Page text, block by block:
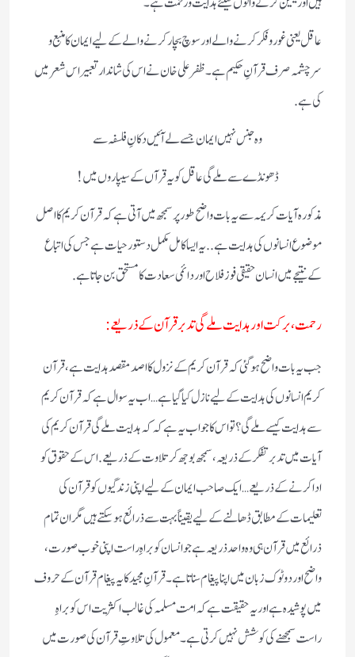
عاقل یعنی غور و فکر کرنے والے اور سوچ بچار کرنے والے کے لیے ایمان کا منبع و
سرچشمہ صرف قرآنِ حکیم ہے۔ ظفر علی خان نے اس کی شاندار تعبیر اس شعر میں
کی ہے.
وہ جنس نہیں ایمان جسے لے آئیں دکانِ فلسفہ سے
ڈھونڈے سے ملے گی عاقل کو یہ قرآں کے سیپاروں میں!
مذکورہ آیات کریمہ سے یہ بات واضح طور پر سمجھ میں آتی ہے کہ قرآن کریم کا اصل
موضوع انسانوں کی ہدایت ہے.. یہ ایسا کامل مکمل دستور حیات ہے جس کی اتباع
کے نتیجے میں انسان حقیقی فوز فلاح اور دائمی سعادت کا مستحق بن جاتا ہے.
رحمت، برکت اور ہدایت ملے گی تدبر قرآن کے ذریعے :
جب یہ بات واضح ہو گئی کہ قرآن کریم کے نزول کا اصد مقصد ہدایت ہے، قرآن
کریم انسانوں کی ہدایت کے لیے نازل کیا گیا ہے … اب یہ سوال ہے کہ قرآن کریم
سے ہدایت کیسے ملے گی؟ تو اس کا جواب یہ ہے کہ کہ ہدایت ملے گی قرآن کریم کی
آیات میں تدبر تفکر کے ذریعہ، سمجھ بوجھ کر تلاوت کے ذریعے. اس کے حقوق کو
ادا کرنے کے ذریعے… ایک صاحب ایمان کے لیے اپنی زندگیوں کو قرآن کی
تعلیمات کے مطابق ڈھالنے کے لیے یقیناً بہت سے ذرائع ہوسکتے ہیں مگر ان تمام
ذرائع میں قرآن ہی وہ واحد ذریعہ ہے جو انسان کو براہِ راست اپنی خوب صورت،
واضح اور دو ٹوک زبان میں اپنا پیغام سناتا ہے۔ قرآنِ مجید کا یہ پیغام قرآن کے حروف
میں پوشیدہ ہے اور یہ حقیقت ہے کہ امت مسلمہ کی غالب اکثریت اس کو براہِ
راست سمجھنے کی کوشش نہیں کرتی ہے ۔ معمول کی تلاوتِ قرآن کی صورت میں